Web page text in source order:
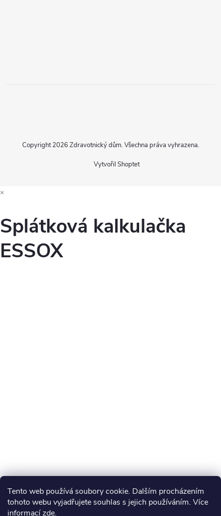
Tento web používá soubory cookie. Dalším procházením
tohoto webu vyjadřujete souhlas s jejich používáním. Více
informacízde.
Vytvořil Shoptet
Copyright 2026 Zdravotnický dům. Všechna práva vyhrazena.
×
Splátková kalkulačka
ESSOX